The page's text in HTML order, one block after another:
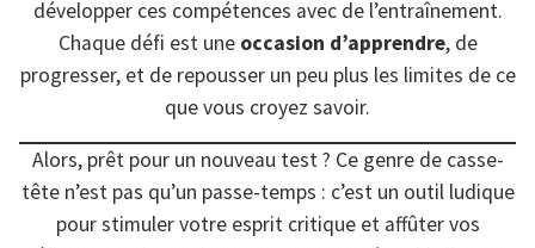
développer ces compétences avec de l’entraînement.
Chaque défi est une occasion d’apprendre, de
progresser, et de repousser un peu plus les limites de ce
que vous croyez savoir.
Alors, prêt pour un nouveau test ? Ce genre de casse-
tête n’est pas qu’un passe-temps : c’est un outil ludique
pour stimuler votre esprit critique et affûter vos